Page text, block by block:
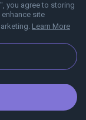
you agree to storing
site
Learn More